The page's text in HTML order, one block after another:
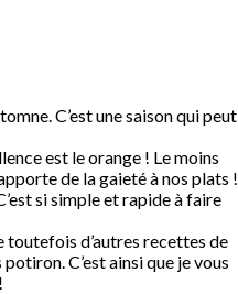
C’est une saison qui peut
est le orange ! Le moins
de la gaieté à nos plats !
si simple et rapide à faire
toutefois d’autres recettes de
C’est ainsi que je vous